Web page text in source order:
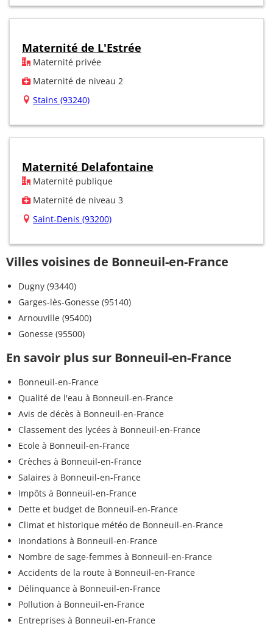
Maternité de L'Estrée
Maternité privée
Maternité de niveau 2
Stains (93240)
Maternité Delafontaine
Maternité publique
Maternité de niveau 3
Saint-Denis (93200)
Villes voisines de Bonneuil-en-France
Dugny (93440)
Garges-lès-Gonesse (95140)
Arnouville (95400)
Gonesse (95500)
En savoir plus sur Bonneuil-en-France
Bonneuil-en-France
Qualité de l'eau à Bonneuil-en-France
Avis de décès à Bonneuil-en-France
Classement des lycées à Bonneuil-en-France
Ecole à Bonneuil-en-France
Crèches à Bonneuil-en-France
Salaires à Bonneuil-en-France
Impôts à Bonneuil-en-France
Dette et budget de Bonneuil-en-France
Climat et historique météo de Bonneuil-en-France
Inondations à Bonneuil-en-France
Nombre de sage-femmes à Bonneuil-en-France
Accidents de la route à Bonneuil-en-France
Délinquance à Bonneuil-en-France
Pollution à Bonneuil-en-France
Entreprises à Bonneuil-en-France